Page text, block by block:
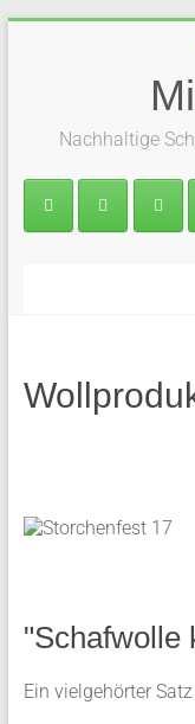
Nachhaltige
"Schafwolle
Ein vielgehörter